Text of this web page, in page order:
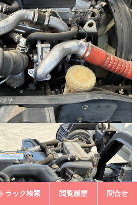
トラック検索 閲覧履歴 問合せ